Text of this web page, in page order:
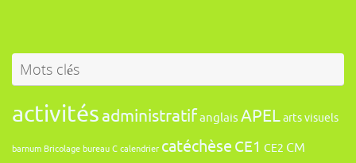
Mots clés
activitésadministratifanglais APELarts visuels
barnum Bricolage bureau C calendrier catéchèse CE1 CE2 CM